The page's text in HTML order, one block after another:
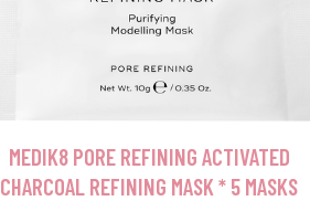
MEDIK8 PORE REFINING ACTIVATED
CHARCOAL REFINING MASK * 5 MASKS